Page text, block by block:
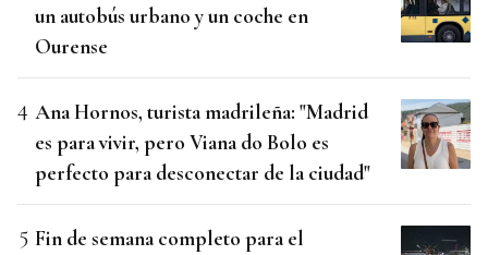
un autobús urbano y un coche en
Ourense
Ana Hornos, turista madrileña: "Madrid
es para vivir, pero Viana do Bolo es
perfecto para desconectar de la ciudad"
Fin de semana completo para el